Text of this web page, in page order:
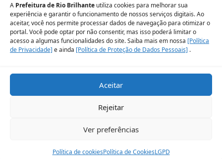
A Prefeitura de Rio Brilhante utiliza cookies para melhorar sua
experiência e garantir o funcionamento de nossos serviços digitais. Ao
aceitar, você nos permite processar dados de navegação para otimizar o
portal. Você pode optar por não consentir, mas isso poderá limitar o
acesso a algumas funcionalidades do site. Saiba mais em nossa [Política
de Privacidade] e ainda [Política de Proteção de Dados Pessoais] .
Aceitar
Rejeitar
Ver preferências
Política de cookiesPolítica de CookiesLGPD
NOSSAS REDES!
Siga para novidades
Sobre a LGPD
Perguntas frequentes
Avalie nosso site
03.681.582/0001-07
Desenvolvido pelo Setor de Governança de TIC